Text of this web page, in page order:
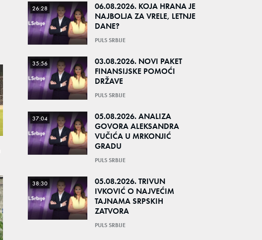
26:28
06.08.2026. KOJA HRANA JE
NAJBOLJA ZA VRELE, LETNJE
DANE?
PULS SRBIJE
35:56
03.08.2026. NOVI PAKET
FINANSIJSKE POMOĆI
DRŽAVE
PULS SRBIJE
37:04
05.08.2026. ANALIZA
GOVORA ALEKSANDRA
VUČIĆA U MRKONJIĆ
GRADU
PULS SRBIJE
38:30
05.08.2026. TRIVUN
IVKOVIĆ O NAJVEĆIM
TAJNAMA SRPSKIH
ZATVORA
PULS SRBIJE